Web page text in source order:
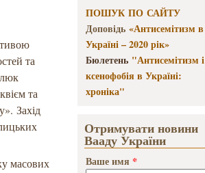
та
та
Захід
масових
ПОШУК ПО САЙТУ
Доповідь «Антисемітизм в
Україні – 2020 рік»
Бюлетень "Антисемітизм і
ксенофобія в Україні:
хроніка"
Отримувати новини
Вааду України
Ваше имя *